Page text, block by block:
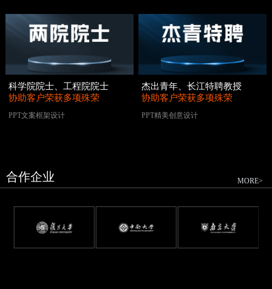
科学院院士、工程院院士
协助客户荣获多项殊荣
PPT文案框架设计
杰出青年、长江特聘教授
协助客户荣获多项殊荣
PPT精美创意设计
合作企业 MORE>